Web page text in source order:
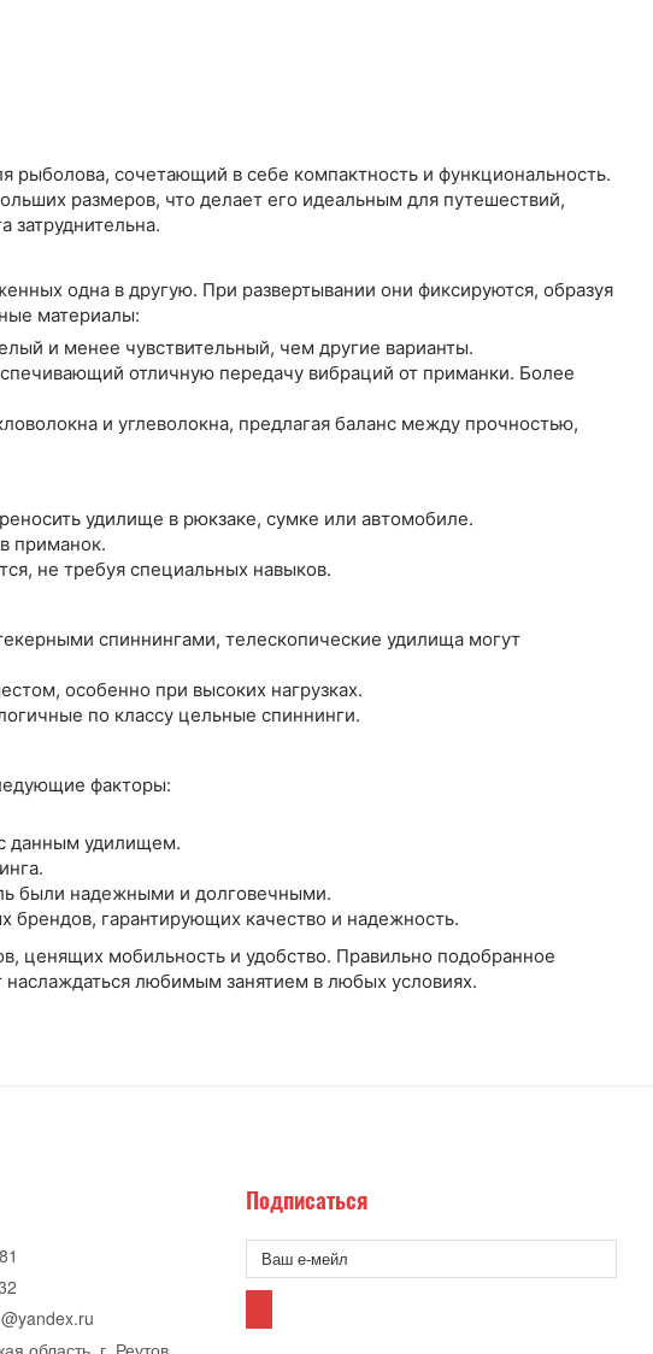
рыболова, сочетающий в себе компактность и функциональность.
размеров, что делает его идеальным для путешествий,
затруднительна.
одна в другую. При развертывании они фиксируются, образуя
материалы:
и менее чувствительный, чем другие варианты.
отличную передачу вибраций от приманки. Более
и углеволокна, предлагая баланс между прочностью,
удилище в рюкзаке, сумке или автомобиле.
приманок.
не требуя специальных навыков.
спиннингами, телескопические удилища могут
особенно при высоких нагрузках.
по классу цельные спиннинги.
факторы:
данным удилищем.
были надежными и долговечными.
брендов, гарантирующих качество и надежность.
ценящих мобильность и удобство. Правильно подобранное
любимым занятием в любых условиях.
область, г. Реутов
Подписаться